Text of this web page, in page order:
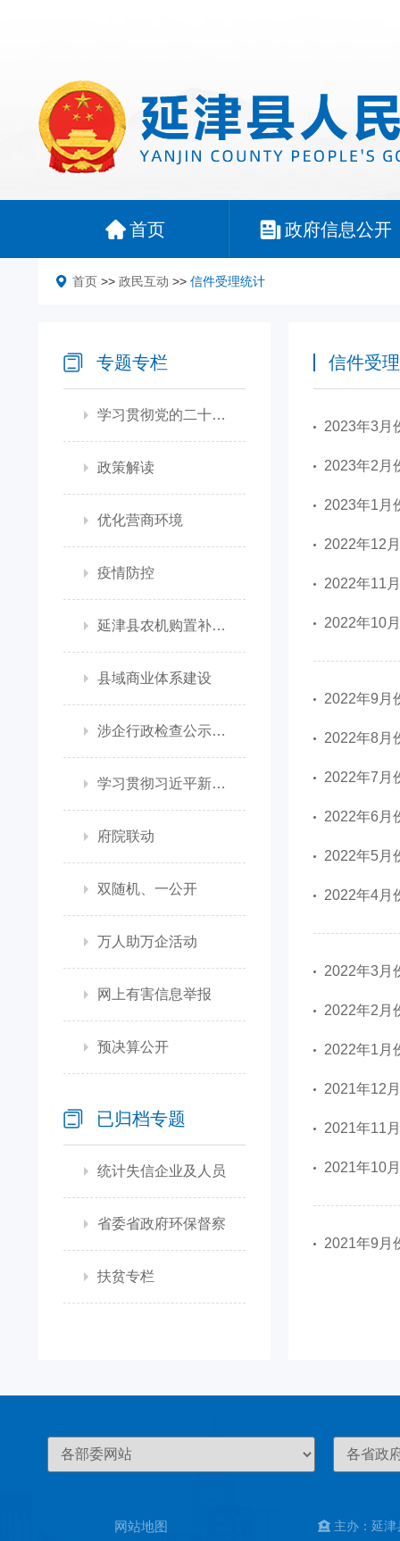
首页 政府信息公开
首页 >> 政民互动 >> 信件受理统计
专题专栏
学习贯彻党的二十大精神
政策解读
优化营商环境
疫情防控
延津县农机购置补贴政策信息公开专栏
县域商业体系建设
涉企行政检查公示专栏
学习贯彻习近平新时代中国特色社会主义思想
府院联动
双随机、一公开
万人助万企活动
网上有害信息举报
预决算公开
已归档专题
统计失信企业及人员
省委省政府环保督察
扶贫专栏
信件受
2023年3月
2023年2月
2023年1月
2022年12
2022年11
2022年10
2022年9月
2022年8月
2022年7月
2022年6月
2022年5月
2022年4月
2022年3月
2022年2月
2022年1月
2021年12
2021年11
2021年10
2021年9月
网站地图
主办：延